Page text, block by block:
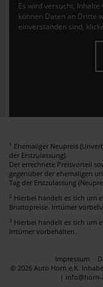
Es wird versucht, Inhalte
können Daten an Dritte
einverstanden sind,
1 Ehemaliger Neupreis
der Erstzulassung).
Der errechnete Preisvorteil
gegenüber der ehemaligen
Tag der Erstzulassung
2 Hierbei handelt es sich um
Bruttopreise. Irrtümer
3 Hierbei handelt es sich um
Irrtümer vorbehalten.
Impressum
© 2026 Auto Horn e.K.
|